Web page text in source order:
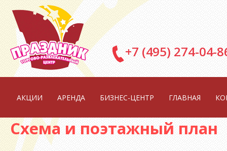
Перейти к основному содержанию
+7 (495) 274-04-
АКЦИИ АРЕНДА БИЗНЕС-ЦЕНТР ГЛАВНАЯ
Схема и поэтажный план